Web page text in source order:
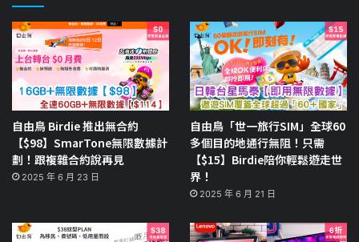
自由鳥 Birdie 推出無合約
【$98】SmarTone無限數據計
劃！跟複雜合約說再見
2025 年 6 月 23 日
自由鳥「世一旅行SIM」全球60
多個目的地通行無阻！只需
【$15】Birdie陪你輕鬆遊走世
界！
2025 年 6 月 21 日